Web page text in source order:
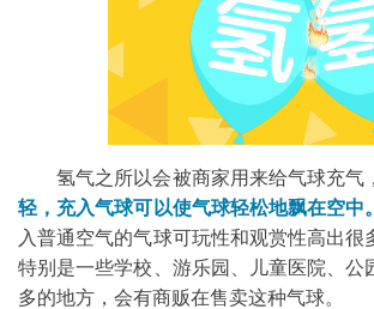
氢气之所以会被商家用来给气球充气
轻，充入气球可以使气球轻松地飘在空中。
入普通空气的气球可玩性和观赏性高出很
特别是一些学校、游乐园、儿童医院、公
多的地方，会有商贩在售卖这种气球。